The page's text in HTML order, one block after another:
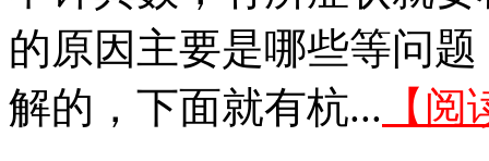
的原因主要是哪些等问
解的，下面就有杭... 【